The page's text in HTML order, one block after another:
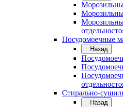
Посудомоечные
Назад
Стирально-
Назад